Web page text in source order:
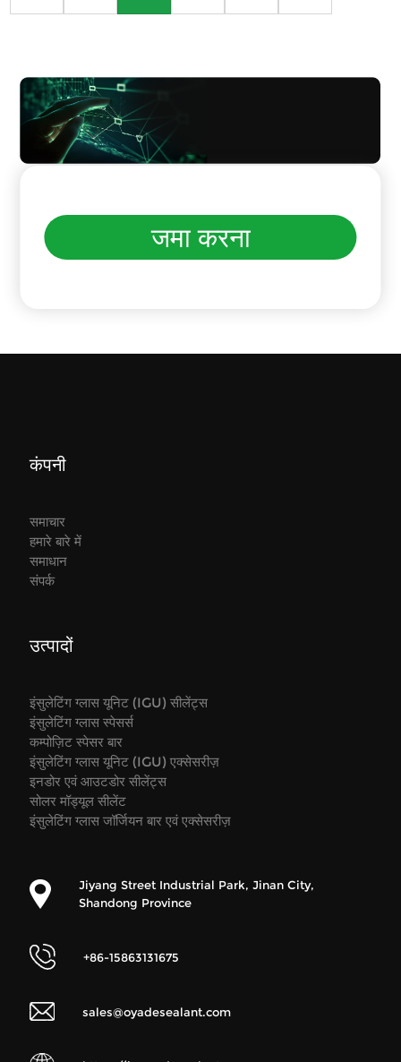
जमा करना
कंपनी
समाचार
हमारे बारे में
समाधान
संपर्क
उत्पादों
इंसुलेटिंग ग्लास यूनिट (IGU) सीलेंट्स
इंसुलेटिंग ग्लास स्पेसर्स
कम्पोज़िट स्पेसर बार
इंसुलेटिंग ग्लास यूनिट (IGU) एक्सेसरीज़
इनडोर एवं आउटडोर सीलेंट्स
सोलर मॉड्यूल सीलेंट
इंसुलेटिंग ग्लास जॉर्जियन बार एवं एक्सेसरीज़
Jiyang Street Industrial Park, Jinan City,
Shandong Province
+86-15863131675
sales@oyadesealant.com